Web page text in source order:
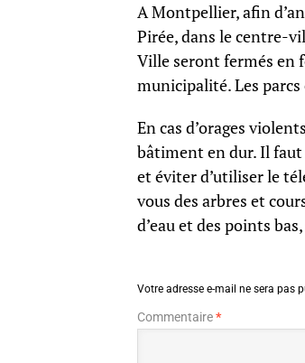
A Montpellier, afin
Pirée, dans le centre-
Ville seront fermés en
municipalité. Les
En cas d’orages
bâtiment en dur. Il faut
et éviter d’utiliser le
vous des arbres et
d’eau et des points
Votre adresse e-mail ne sera pas
Commentaire*